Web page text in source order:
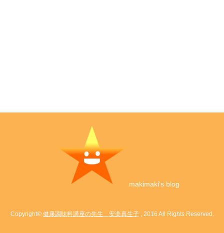
makimaki's blog
Copyright© 健康調味料講座の先生 安楽真生子, 2016 All Rights Reserved.